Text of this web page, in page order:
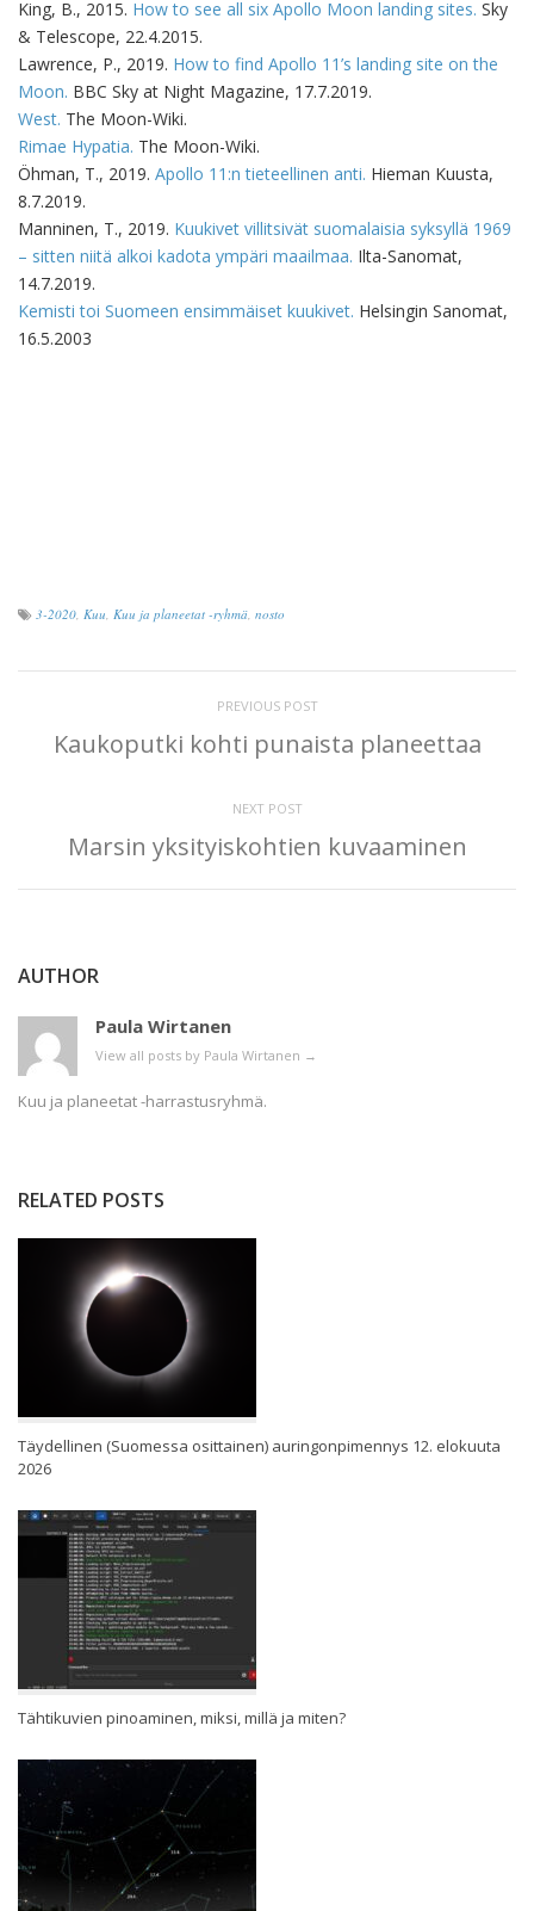
King, B., 2015. How to see all six Apollo Moon landing sites. Sky
& Telescope, 22.4.2015.
Lawrence, P., 2019. How to find Apollo 11’s landing site on the
Moon. BBC Sky at Night Magazine, 17.7.2019.
West. The Moon-Wiki.
Rimae Hypatia. The Moon-Wiki.
Öhman, T., 2019. Apollo 11:n tieteellinen anti. Hieman Kuusta,
8.7.2019.
Manninen, T., 2019. Kuukivet villitsivät suomalaisia syksyllä 1969
– sitten niitä alkoi kadota ympäri maailmaa. Ilta-Sanomat,
14.7.2019.
Kemisti toi Suomeen ensimmäiset kuukivet. Helsingin Sanomat,
16.5.2003
3-2020 Kuu Kuu ja planeetat -ryhmä nosto
PREVIOUS POST
Kaukoputki kohti punaista planeettaa
NEXT POST
Marsin yksityiskohtien kuvaaminen
AUTHOR
Paula Wirtanen
View all posts by Paula Wirtanen →
Kuu ja planeetat -harrastusryhmä.
RELATED POSTS
Täydellinen (Suomessa osittainen) auringonpimennys 12. elokuuta
2026
Tähtikuvien pinoaminen, miksi, millä ja miten?